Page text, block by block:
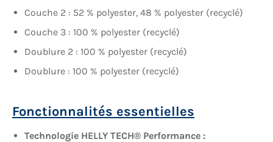
Couche 2 : 52 % polyester, 48 % polyester (recyclé)
Couche 3 : 100 % polyester (recyclé)
Doublure 2 : 100 % polyester (recyclé)
Doublure : 100 % polyester (recyclé)
Fonctionnalités essentielles
Technologie HELLY TECH® Performance :